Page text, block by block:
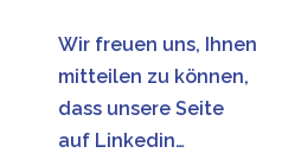
Wir freuen uns, Ihnen
mitteilen zu können,
dass unsere Seite
auf Linkedin…